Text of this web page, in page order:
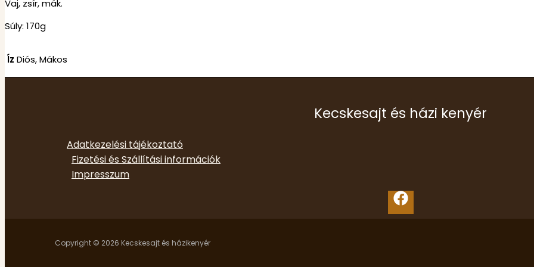
Vaj, zsír, mák.
Súly: 170g
Íz Diós, Mákos
Kecskesajt és házi kenyér
Adatkezelési tájékoztató
Fizetési és Szállítási információk
Impresszum
Copyright © 2026 Kecskesajt és házikenyér